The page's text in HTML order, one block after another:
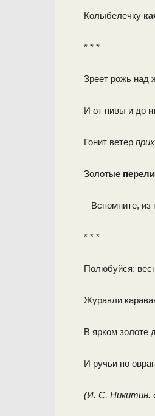
Колыбелечку
* * *
Зреет рожь над
И от нивы и до
Гонит ветер
Золотые
– Вспомните, из
* * *
Полюбуйся:
Журавли
В ярком золоте
И ручьи по
(И. С. Никитин.